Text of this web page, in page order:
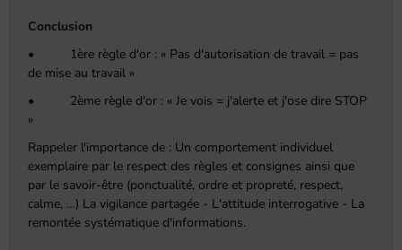
Conclusion
• 1ère règle d'or : « Pas d'autorisation de travail = pas
de mise au travail »
• 2ème règle d'or : « Je vois = j'alerte et j'ose dire STOP
»
Rappeler l'importance de : Un comportement individuel
exemplaire par le respect des règles et consignes ainsi que
par le savoir-être (ponctualité, ordre et propreté, respect,
calme, …) La vigilance partagée - L'attitude interrogative - La
remontée systématique d'informations.